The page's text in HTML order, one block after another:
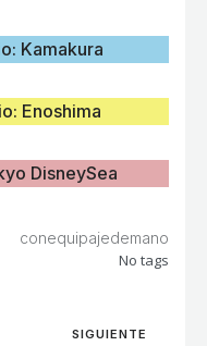
Kamakura
Enoshima
DisneySea
conequipajedemano
No tags
SIGUIENTE